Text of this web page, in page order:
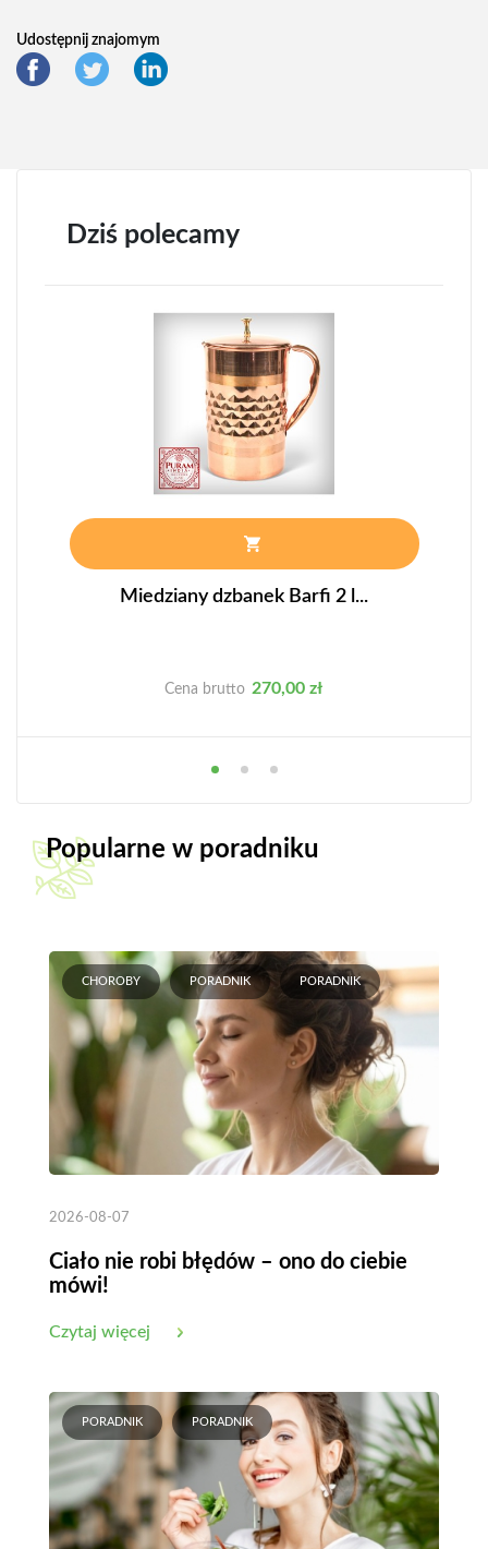
Dziś polecamy
Miedziany dzbanek Barfi 2 l...
Cena brutto Cena
270,00 zł
Popularne w poradniku
CHOROBY PORADNIK PORADNIK
2026-08-07
Ciało nie robi błędów – ono do ciebie
mówi!
Czytaj więcej
PORADNIK PORADNIK
Udostępnij znajomym